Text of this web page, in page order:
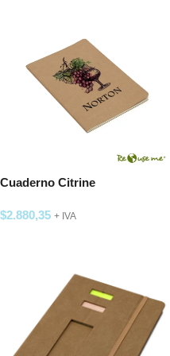
Cuaderno Citrine
$2.880,35 + IVA